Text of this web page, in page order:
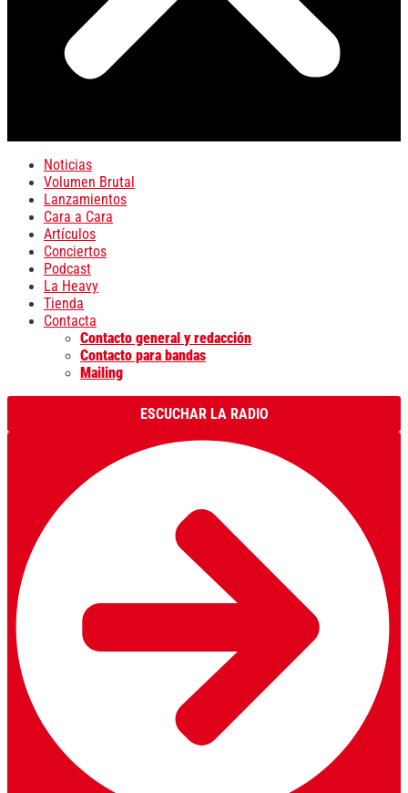
Noticias
Volumen Brutal
Lanzamientos
Cara a Cara
Artículos
Conciertos
Podcast
La Heavy
Tienda
Contacta
Contacto general y redacción
Contacto para bandas
Mailing
ESCUCHAR LA RADIO